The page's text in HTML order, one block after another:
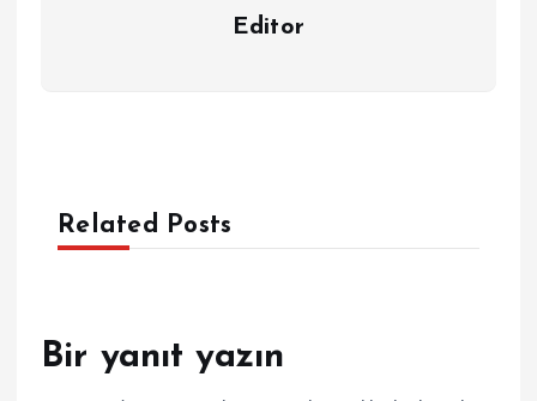
Editor
Related Posts
Bir yanıt yazın